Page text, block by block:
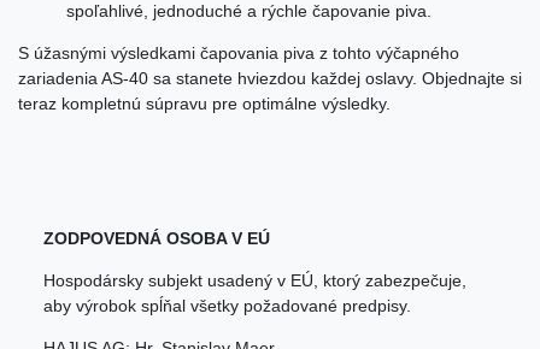
spoľahlivé, jednoduché a rýchle čapovanie piva.
S úžasnými výsledkami čapovania piva z tohto výčapného
zariadenia AS-40 sa stanete hviezdou každej oslavy. Objednajte si
teraz kompletnú súpravu pre optimálne výsledky.
ZODPOVEDNÁ OSOBA V EÚ
Hospodársky subjekt usadený v EÚ, ktorý zabezpečuje,
aby výrobok spĺňal všetky požadované predpisy.